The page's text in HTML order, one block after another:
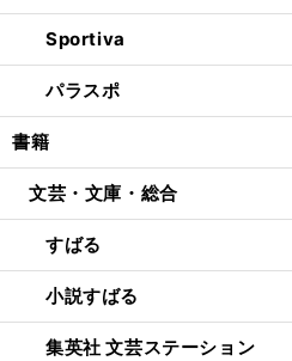
Sportiva
パラスポ
書籍
文芸・文庫・総合
すばる
小説すばる
集英社 文芸ステーション